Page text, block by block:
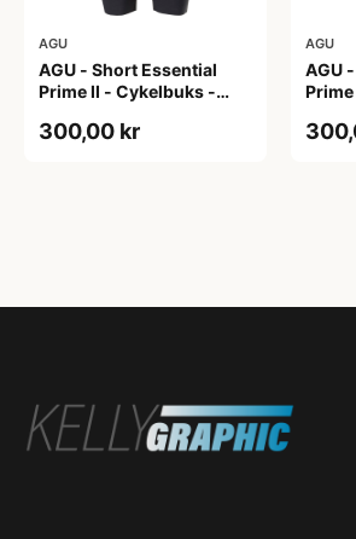
AGU
AGU - Short Essential
Prime II - Cykelbuks -
300,00 kr
AGU
AGU